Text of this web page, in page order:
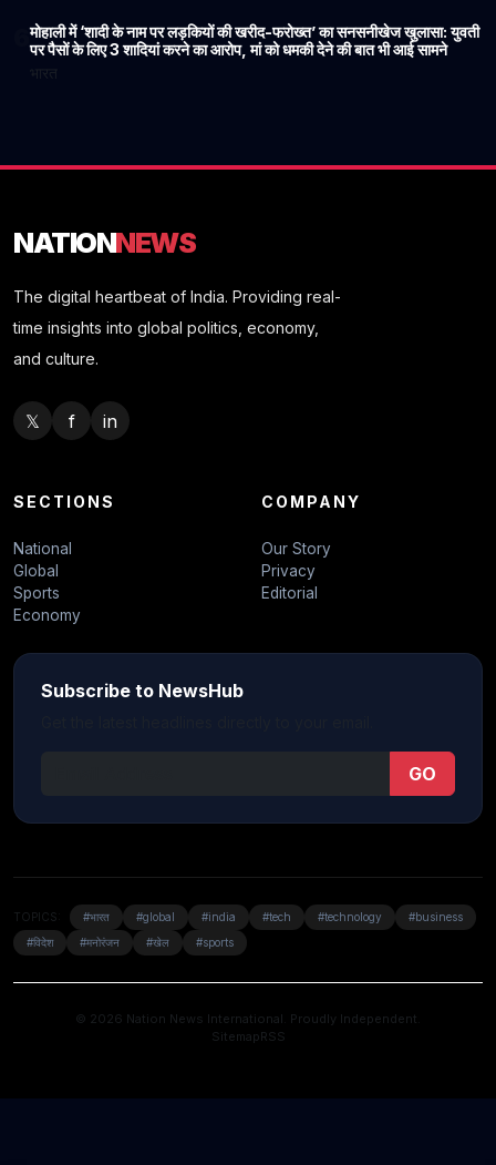
6मोहाली में ‘शादी के नाम पर लड़कियों की खरीद-फरोख्त’ का सनसनीखेज खुलासा: युवती
पर पैसों के लिए 3 शादियां करने का आरोप, मां को धमकी देने की बात भी आई सामने
NATIONNEWS
The digital heartbeat of India. Providing real-
time insights into global politics, economy,
and culture.
𝕏 f in
SECTIONS
National
Global
Sports
Economy
COMPANY
Our Story
Privacy
Editorial
Subscribe to NewsHub
GO
TOPICS: #भारत #global #india #tech #technology
#business
#विदेश
#मनोरंजन #खेल #sports
© 2026 Nation News International. Proudly Independent.
SitemapRSS